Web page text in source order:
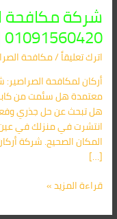
شركة
01091560420 | شركة أركان: الحل الأمثل
اترك تعليقاً/مكافحة
أركان لمكافحة
معتمدة هل سئمت من
هل تبحث عن حل جذري
انتشرت في منزلك في
المكان الصحيح. شركة
[…]
قراءة المزيد »